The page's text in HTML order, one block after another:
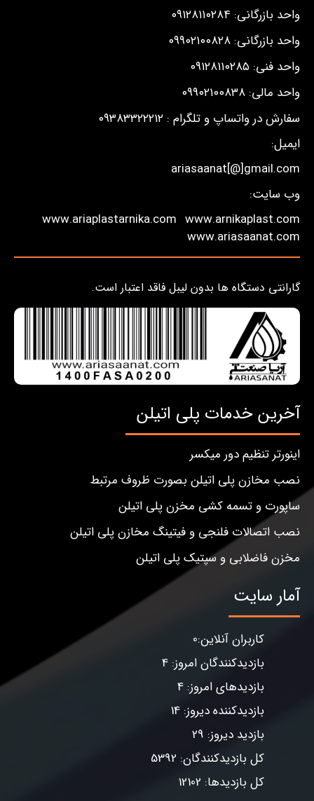
واحد بازرگانی: ۰۹۱۲۸۱۱۰۲۸۴
واحد بازرگانی: ۰۹۹۰۲۱۰۰۸۲۸
واحد فنی: ۰۹۱۲۸۱۱۰۲۸۵
واحد مالی: ۰۹۹۰۲۱۰۰۸۳۸
سفارش در واتساپ و تلگرام : ۰۹۳۸۳۳۲۲۲۱۲
ایمیل:
ariasaanat[@]gmail.com
وب سایت:
www.arnikaplast.com
www.ariaplastarnika.com
www.ariasaanat.com
گارانتی دستگاه ها بدون لیبل فاقد اعتبار است.
آخرین خدمات پلی اتیلن
اینورتر تنظیم دور میکسر
نصب مخازن پلی اتیلن بصورت ظروف مرتبط
ساپورت و تسمه کشی مخزن پلی اتیلن
نصب اتصالات فلنجی و فیتینگ مخازن پلی اتیلن
مخزن فاضلابی و سپتیک پلی اتیلن
آمار سایت
کاربران آنلاین:0
بازدیدکنندگان امروز: 4
بازدیدهای امروز: 4
بازدیدکننده دیروز: 14
بازدید دیروز: 29
کل بازدیدکنندگان: 5392
کل بازدیدها: 12102